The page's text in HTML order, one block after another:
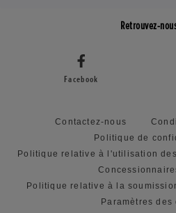
Retrouvez-
Facebook
Contactez-nous
Politique de
Politique relative à l'utilisation
Politique relative à la
Paramètres des